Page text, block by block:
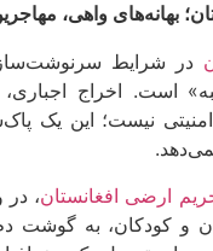
بهانه‌های واهی،
در شرایط
است. اخراج اجباری،
امنیتی نیست؛ این یک
ارضی افغانستان،
و کودکان، به گوشت